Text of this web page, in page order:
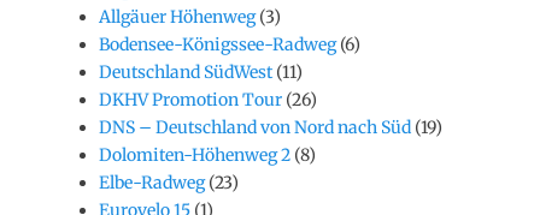
Allgäuer Höhenweg(3)
Bodensee-Königssee-Radweg(6)
Deutschland SüdWest(11)
DKHV Promotion Tour (26)
DNS – Deutschland von Nord nach Süd (19)
Dolomiten-Höhenweg 2 (8)
Elbe-Radweg(23)
Eurovelo 15 (1)